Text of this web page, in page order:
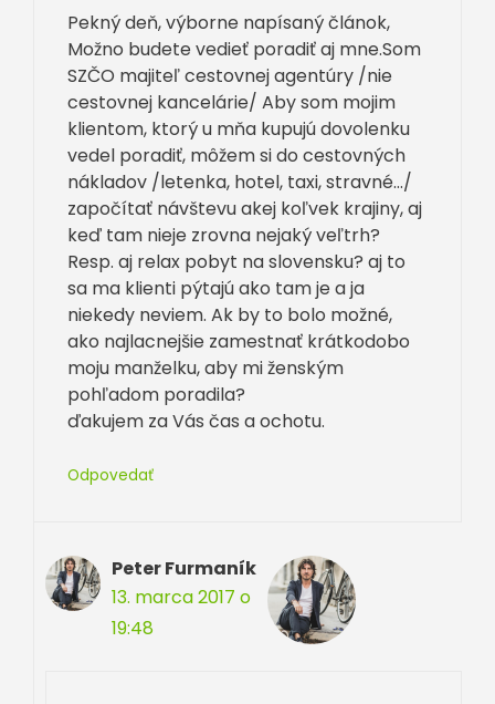
Pekný deň, výborne napísaný článok,
Možno budete vedieť poradiť aj mne.Som
SZČO majiteľ cestovnej agentúry /nie
cestovnej kancelárie/ Aby som mojim
klientom, ktorý u mňa kupujú dovolenku
vedel poradiť, môžem si do cestovných
nákladov /letenka, hotel, taxi, stravné…/
započítať návštevu akej koľvek krajiny, aj
keď tam nieje zrovna nejaký veľtrh?
Resp. aj relax pobyt na slovensku? aj to
sa ma klienti pýtajú ako tam je a ja
niekedy neviem. Ak by to bolo možné,
ako najlacnejšie zamestnať krátkodobo
moju manželku, aby mi ženským
pohľadom poradila?
ďakujem za Vás čas a ochotu.
Odpovedať
Peter Furmaník
13. marca 2017 o
19:48